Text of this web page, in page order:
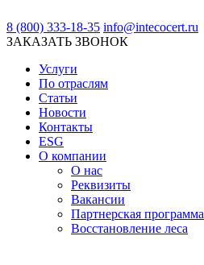
8 (800) 333-18-35 info@intecocert.ru
ЗАКАЗАТЬ ЗВОНОК
Услуги
По отраслям
Статьи
Новости
Контакты
ESG
О компании
О нас
Реквизиты
Вакансии
Партнерская программа
Восстановление леса